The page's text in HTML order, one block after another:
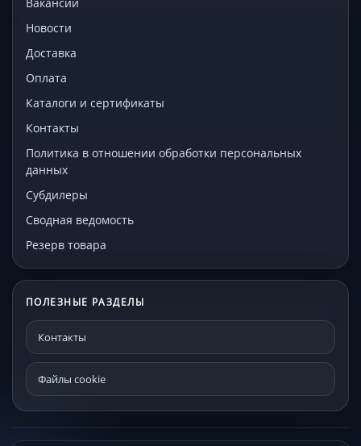
Новости
Доставка
Оплата
Каталоги и сертификаты
Контакты
Политика в отношении обработки персональных
данных
Субдилеры
Сводная ведомость
Резерв товара
ПОЛЕЗНЫЕ РАЗДЕЛЫ
Контакты
Файлы cookie